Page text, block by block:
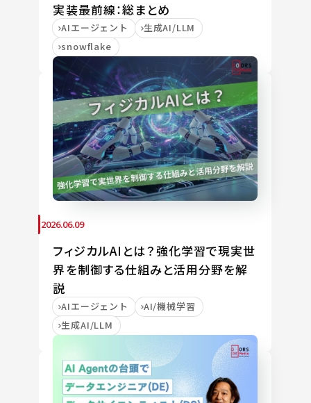
実装最前線：総まとめ
AIエージェント
生成AI/LLM
snowflake
2026.06.09
フィジカルAIとは？強化学習で現実世
界を制御する仕組みと活用分野を解
説
AIエージェント
AI/機械学習
生成AI/LLM